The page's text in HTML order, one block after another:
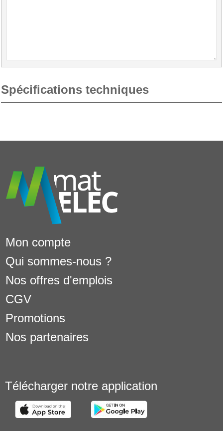
Spécifications techniques
Mon compte
Qui sommes-nous ?
Nos offres d'emplois
CGV
Promotions
Nos partenaires
Télécharger notre application